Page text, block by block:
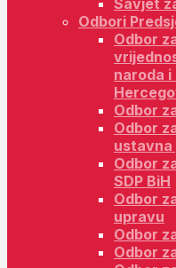
Savjet
Odbori
Odbor
naroda
Odbor
Odbor
ustavna
Odbor
SDP BiH
Odbor
upravu
Odbor
Odbor